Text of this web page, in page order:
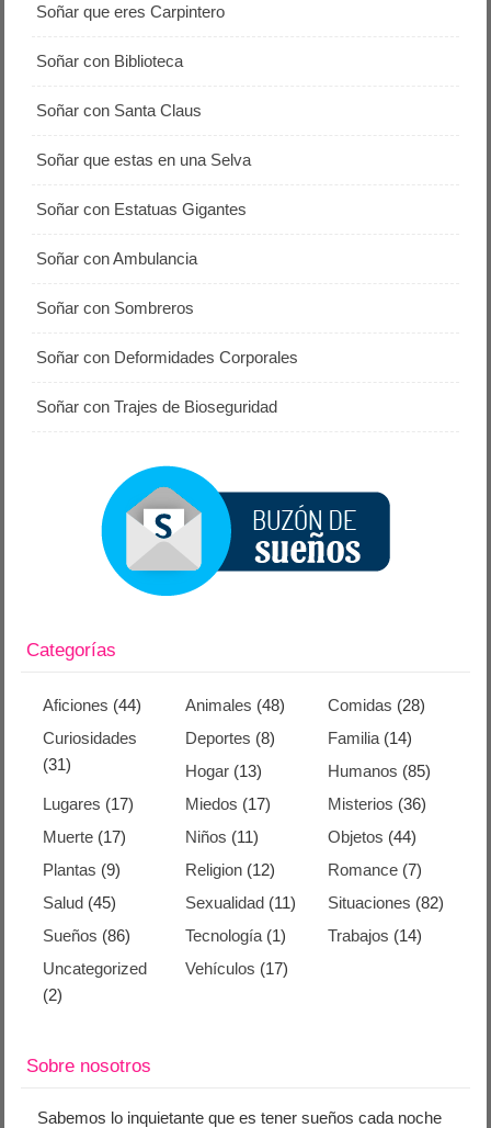
Soñar que eres Carpintero
Soñar con Biblioteca
Soñar con Santa Claus
Soñar que estas en una Selva
Soñar con Estatuas Gigantes
Soñar con Ambulancia
Soñar con Sombreros
Soñar con Deformidades Corporales
Soñar con Trajes de Bioseguridad
Categorías
Aficiones (44) Animales (48) Comidas (28)
Curiosidades
(31)
Deportes (8) Familia(14)
Hogar (13) Humanos (85)
Lugares (17) Miedos (17) Misterios (36)
Muerte (17) Niños (11) Objetos (44)
Plantas (9) Religion (12) Romance(7)
Salud (45) Sexualidad (11) Situaciones (82)
Sueños (86) Tecnología (1) Trabajos (14)
Uncategorized
(2)
Vehículos (17)
Sobre nosotros
Sabemos lo inquietante que es tener sueños cada noche